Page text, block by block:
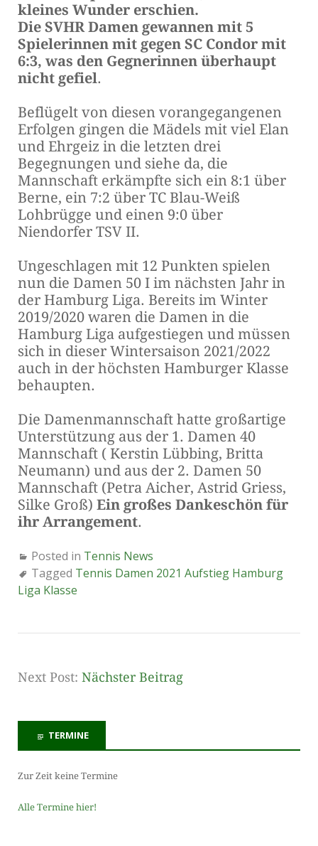
kleines Wunder erschien.
Die SVHR Damen gewannen mit 5
Spielerinnen mit gegen SC Condor mit
6:3, was den Gegnerinnen überhaupt
nicht gefiel.
Beflügelt von diesen vorangegangenen
Erfolgen gingen die Mädels mit viel Elan
und Ehrgeiz in die letzten drei
Begegnungen und siehe da, die
Mannschaft erkämpfte sich ein 8:1 über
Berne, ein 7:2 über TC Blau-Weiß
Lohbrügge und einen 9:0 über
Niendorfer TSV II.
Ungeschlagen mit 12 Punkten spielen
nun die Damen 50 I im nächsten Jahr in
der Hamburg Liga. Bereits im Winter
2019/2020 waren die Damen in die
Hamburg Liga aufgestiegen und müssen
sich in dieser Wintersaison 2021/2022
auch in der höchsten Hamburger Klasse
behaupten.
Die Damenmannschaft hatte großartige
Unterstützung aus der 1. Damen 40
Mannschaft ( Kerstin Lübbing, Britta
Neumann) und aus der 2. Damen 50
Mannschaft (Petra Aicher, Astrid Griess,
Silke Groß) Ein großes Dankeschön für
ihr Arrangement.
Posted in Tennis News
Tagged Tennis Damen 2021 Aufstieg Hamburg
Liga Klasse
Next Post: Nächster Beitrag
TERMINE
Zur Zeit keine Termine
Alle Termine hier!